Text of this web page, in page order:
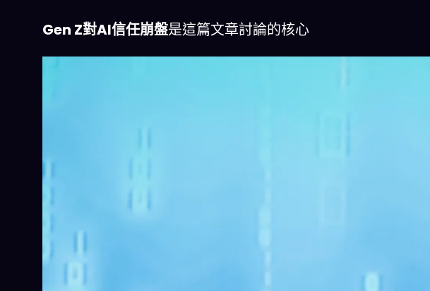
Gen Z對AI信任崩盤是這篇文章討論的核心